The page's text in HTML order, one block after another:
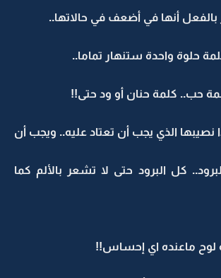
بالفعل أنها في أضعف في حالاتها..
حلوة واحدة ستنهار تماما..
حب.. كلمة حنان أو ود حتى!!
نصيبها الذي يجب أن تعتاد عليه.. ويجب أن
كل البرود حتى لا تشعر بالألم كما
لوح ماعنده اي إحساس!!